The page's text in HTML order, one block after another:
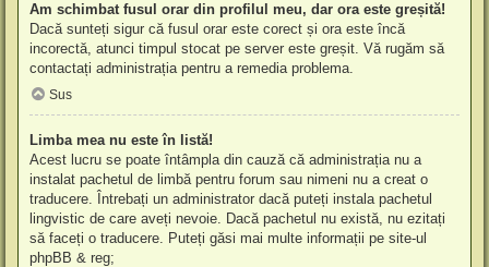
Am schimbat fusul orar din profilul meu, dar ora este greșită!
Dacă sunteți sigur că fusul orar este corect și ora este încă
incorectă, atunci timpul stocat pe server este greșit. Vă rugăm să
contactați administrația pentru a remedia problema.
Sus
Limba mea nu este în listă!
Acest lucru se poate întâmpla din cauză că administrația nu a
instalat pachetul de limbă pentru forum sau nimeni nu a creat o
traducere. Întrebați un administrator dacă puteți instala pachetul
lingvistic de care aveți nevoie. Dacă pachetul nu există, nu ezitați
să faceți o traducere. Puteți găsi mai multe informații pe site-ul
phpBB & reg;